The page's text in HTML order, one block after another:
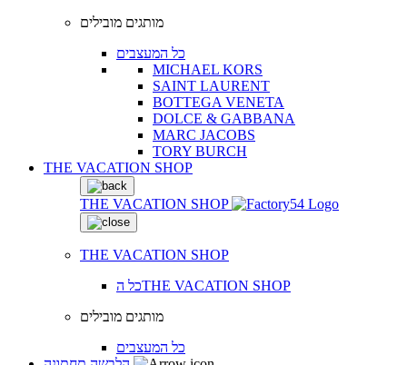
מותגים מובילים
כל המעצבים
MICHAEL KORS
SAINT LAURENT
BOTTEGA VENETA
DOLCE & GABBANA
MARC JACOBS
TORY BURCH
THE VACATION SHOP
THE VACATION SHOP
THE VACATION SHOP
כל הTHE VACATION SHOP
מותגים מובילים
כל המעצבים